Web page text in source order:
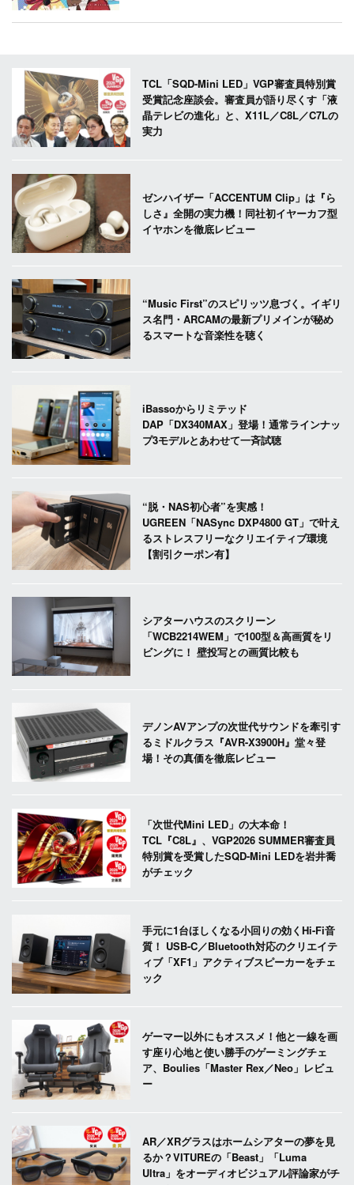
TCL「SQD-Mini LED」VGP審査員特別賞
受賞記念座談会。審査員が語り尽くす「液
晶テレビの進化」と、X11L／C8L／C7Lの
実力
ゼンハイザー「ACCENTUM Clip」は『ら
しさ』全開の実力機！同社初イヤーカフ型
イヤホンを徹底レビュー
“Music First”のスピリッツ息づく。イギリ
ス名門・ARCAMの最新プリメインが秘め
るスマートな音楽性を聴く
iBassoからリミテッド
DAP「DX340MAX」登場！通常ラインナッ
プ3モデルとあわせて一斉試聴
“脱・NAS初心者”を実感！
UGREEN「NASync DXP4800 GT」で叶え
るストレスフリーなクリエイティブ環境
【割引クーポン有】
シアターハウスのスクリーン
「WCB2214WEM」で100型＆高画質をリ
ビングに！ 壁投写との画質比較も
デノンAVアンプの次世代サウンドを牽引す
るミドルクラス『AVR-X3900H』堂々登
場！その真価を徹底レビュー
「次世代Mini LED」の大本命！
TCL『C8L』、VGP2026 SUMMER審査員
特別賞を受賞したSQD-Mini LEDを岩井喬
がチェック
手元に1台ほしくなる小回りの効くHi-Fi音
質！ USB-C／Bluetooth対応のクリエイテ
ィブ「XF1」アクティブスピーカーをチェ
ック
ゲーマー以外にもオススメ！他と一線を画
す座り心地と使い勝手のゲーミングチェ
ア、Boulies「Master Rex／Neo」レビュ
ー
AR／XRグラスはホームシアターの夢を見
るか？VITUREの「Beast」「Luma
Ultra」をオーディオビジュアル評論家がチ